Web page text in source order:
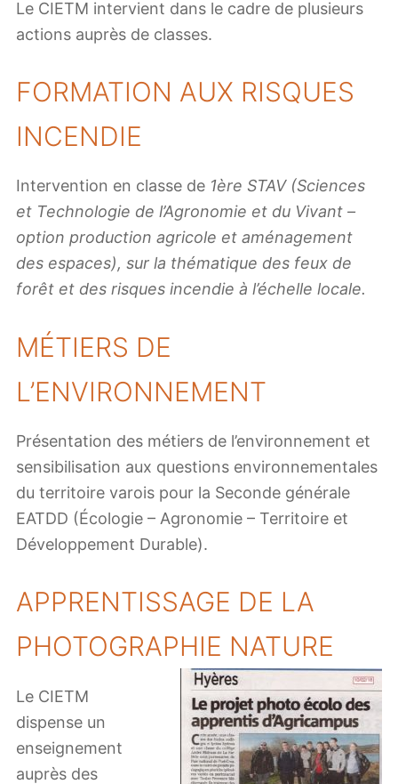
Le CIETM intervient dans le cadre de plusieurs
actions auprès de classes.
FORMATION AUX RISQUES
INCENDIE
Intervention en classe de 1ère STAV (Sciences
et Technologie de l’Agronomie et du Vivant –
option production agricole et aménagement
des espaces), sur la thématique des feux de
forêt et des risques incendie à l’échelle locale.
MÉTIERS DE
L’ENVIRONNEMENT
Présentation des métiers de l’environnement et
sensibilisation aux questions environnementales
du territoire varois pour la Seconde générale
EATDD (Écologie – Agronomie – Territoire et
Développement Durable).
APPRENTISSAGE DE LA
PHOTOGRAPHIE NATURE
Le CIETM
dispense un
enseignement
auprès des